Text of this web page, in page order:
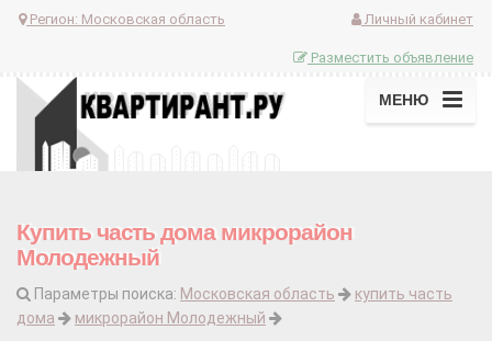
Регион: Московская область Личный кабинет
Разместить объявление
МЕНЮ
Купить часть дома микрорайон
Молодежный
Параметры поиска: Московская область
купить часть
дома
микрорайон Молодежный